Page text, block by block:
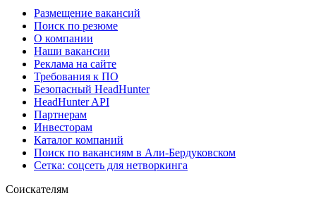
Размещение вакансий
Поиск по резюме
О компании
Наши вакансии
Реклама на сайте
Требования к ПО
Безопасный HeadHunter
HeadHunter API
Партнерам
Инвесторам
Каталог компаний
Поиск по вакансиям в Али-Бердуковском
Сетка: соцсеть для нетворкинга
Соискателям